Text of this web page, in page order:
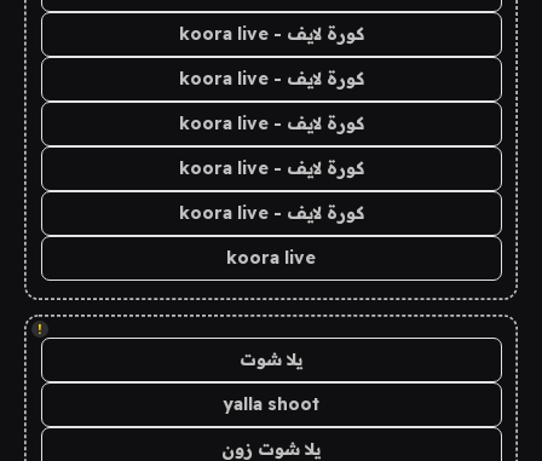
كورة لايف - koora live
كورة لايف - koora live
كورة لايف - koora live
كورة لايف - koora live
كورة لايف - koora live
koora live
!
يلا شوت
yalla shoot
يلا شوت زون